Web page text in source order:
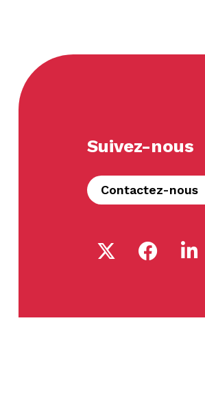
Suivez-nous
Contactez-nous